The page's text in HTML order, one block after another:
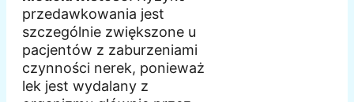
przedawkowania jest
szczególnie zwiększone u
pacjentów z zaburzeniami
czynności nerek, ponieważ
lek jest wydalany z